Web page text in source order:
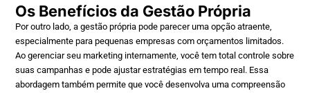
Os Benefícios da Gestão Própria
Por outro lado, a gestão própria pode parecer uma opção atraente,
especialmente para pequenas empresas com orçamentos limitados.
Ao gerenciar seu marketing internamente, você tem total controle sobre
suas campanhas e pode ajustar estratégias em tempo real. Essa
abordagem também permite que você desenvolva uma compreensão